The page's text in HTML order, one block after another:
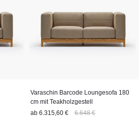
Varaschin Barcode Loungesofa 180
cm mit Teakholzgestell
ab 6.315,60 € 6.648 €